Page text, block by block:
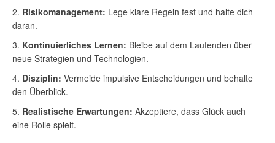
Risikomanagement: Lege klare Regeln fest und halte dich
daran.
Kontinuierliches Lernen: Bleibe auf dem Laufenden über
neue Strategien und Technologien.
Disziplin: Vermeide impulsive Entscheidungen und behalte
den Überblick.
Realistische Erwartungen: Akzeptiere, dass Glück auch
eine Rolle spielt.